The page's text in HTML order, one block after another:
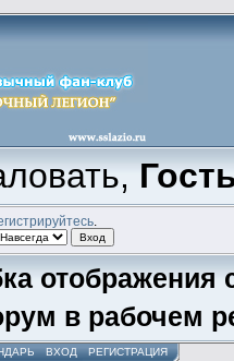
отображения
в рабочем
ВХОД РЕГИСТРАЦИЯ